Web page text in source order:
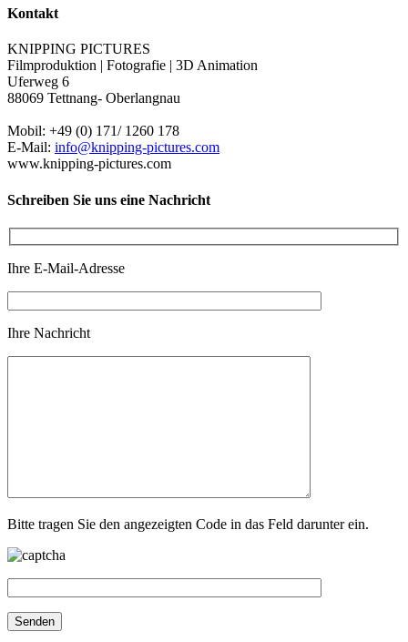
Kontakt
KNIPPING PICTURES
Filmproduktion | Fotografie | 3D Animation
Uferweg 6
88069 Tettnang- Oberlangnau
Mobil: +49 (0) 171/ 1260 178
E-Mail: info@knipping-pictures.com
www.knipping-pictures.com
Schreiben Sie uns eine Nachricht
Ihre E-Mail-Adresse
Ihre Nachricht
Bitte tragen Sie den angezeigten Code in das Feld darunter ein.